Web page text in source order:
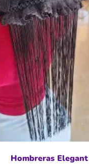
Hombreras Elegant